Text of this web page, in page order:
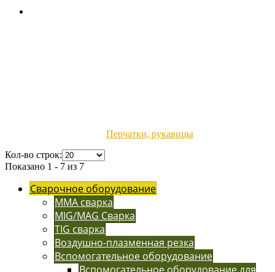
Перчатки, рукавицы
Кол-во строк:
Показано 1 - 7 из 7
Сварочное оборудование
MMA сварка
MIG/MAG Сварка
TIG сварка
Воздушно-плазменная резка
Вспомогательное оборудование